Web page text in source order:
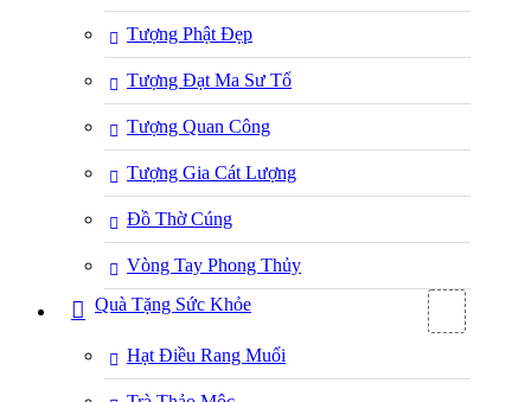
Tượng Phật Đẹp
Tượng Đạt Ma Sư Tổ
Tượng Quan Công
Tượng Gia Cát Lượng
Đồ Thờ Cúng
Vòng Tay Phong Thủy
Quà Tặng Sức Khỏe
Hạt Điều Rang Muối